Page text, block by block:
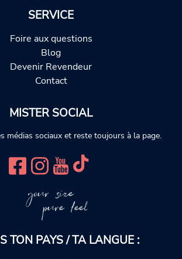
SERVICE
Foire aux questions
Blog
Devenir Revendeur
Contact
MISTER SOCIAL
médias sociaux et reste toujours à la page.
your size
pure feel
TON PAYS / TA LANGUE :